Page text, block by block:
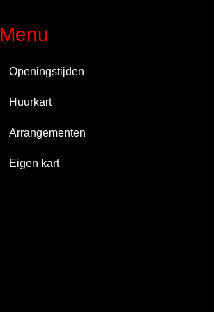
Menu
Openingstijden
Huurkart
Arrangementen
Eigen kart